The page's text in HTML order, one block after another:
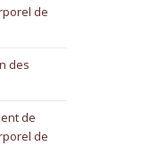
de
des
de
de